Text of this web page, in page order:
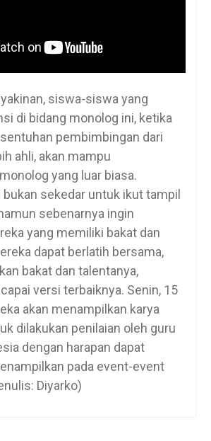
siswa-siswa yang
di bidang monolog ini, ketika
pembimbingan dari
ahli, akan mampu
yang luar biasa.
sekedar untuk ikut tampil
sebenarnya ingin
yang memiliki bakat dan
dapat berlatih bersama,
bakat dan talentanya,
versi terbaiknya. Senin, 15
akan menampilkan karya
dilakukan penilaian oleh guru
dengan harapan dapat
pada event-event
Diyarko)